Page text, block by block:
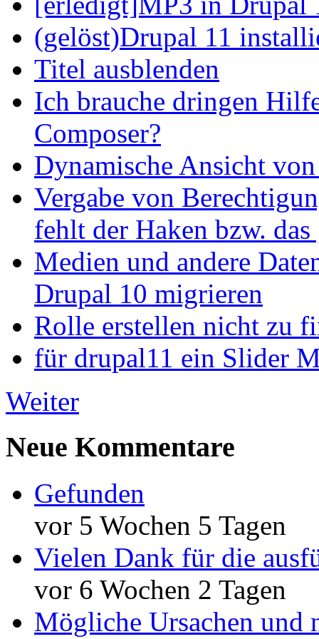
(gelöst)Drupal 11
Titel ausblenden
Ich brauche dringen
Composer?
Dynamische Ansicht
Vergabe von
fehlt der Haken bzw.
Medien und andere
Drupal 10 migrieren
Rolle erstellen nicht zu
für drupal11 ein Slider
Weiter
Neue Kommentare
Gefunden
vor 5 Wochen 5 Tagen
Vielen Dank für die
vor 6 Wochen 2 Tagen
Mögliche Ursachen und